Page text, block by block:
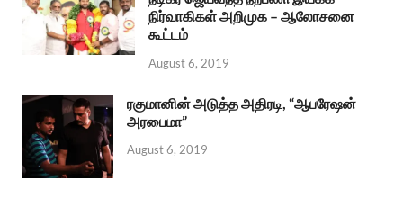
நிர்வாகிகள் அறிமுக – ஆலோசனை
கூட்டம்
August 6, 2019
ரகுமானின் அடுத்த அதிரடி, “ஆபரேஷன்
அரபைமா”
August 6, 2019